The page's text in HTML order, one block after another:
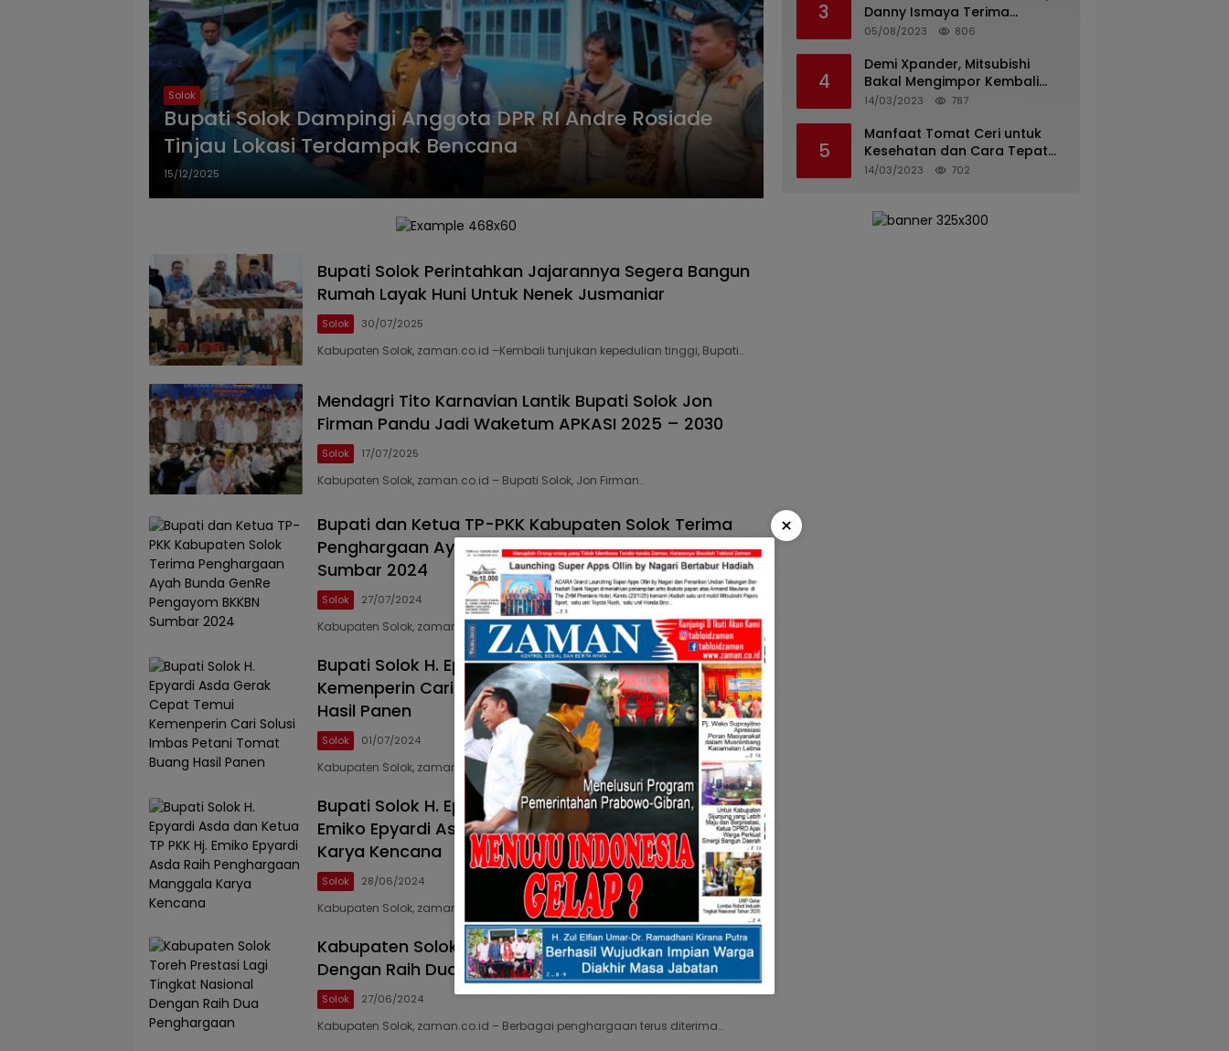
Solok
Bupati Solok Dampingi Anggota DPR RI Andre Rosiade
Tinjau Lokasi Terdampak Bencana
15/12/2025
Bupati Solok Perintahkan Jajarannya Segera Bangun
Rumah Layak Huni Untuk Nenek Jusmaniar
Solok 30/07/2025
Kabupaten Solok, zaman.co.id –Kembali tunjukan kepedulian tinggi, Bupati…
Mendagri Tito Karnavian Lantik Bupati Solok Jon
Firman Pandu Jadi Waketum APKASI 2025 – 2030
Solok 17/07/2025
Kabupaten Solok, zaman.co.id – Bupati Solok, Jon Firman…
Bupati dan Ketua TP-PKK Kabupaten Solok Terima
Penghargaan Ayah Bunda GenRe Pengayom BKKBN
Sumbar 2024
Solok 27/07/2024
Kabupaten Solok, zaman.co.id – Penghargaan Ayah dan Bunda…
Bupati Solok H. Epyardi Asda Gerak Cepat Temui
Kemenperin Cari Solusi Imbas Petani Tomat Buang
Hasil Panen
Solok 01/07/2024
Kabupaten Solok, zaman.co.id – Merespon terkait adanya petani…
Bupati Solok H. Epyardi Asda dan Ketua TP PKK Hj.
Emiko Epyardi Asda Raih Penghargaan Manggala
Karya Kencana
Solok 28/06/2024
Kabupaten Solok, zaman.co.id – Bupati Solok H. Epyardi…
Kabupaten Solok Toreh Prestasi Lagi Tingkat Nasional
Dengan Raih Dua Penghargaan
Solok 27/06/2024
Kabupaten Solok, zaman.co.id – Berbagai penghargaan terus diterima…
3
Danny Ismaya Terima
Kunjungan Mahasiswa KKN
05/08/2023 806
4
Demi Xpander, Mitsubishi
Bakal Mengimpor Kembali
Pajero Sport
14/03/2023 787
5
Manfaat Tomat Ceri untuk
Kesehatan dan Cara Tepat
Mengonsumsinya
14/03/2023 702
×